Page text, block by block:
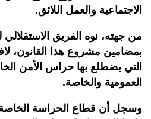
الاجتماعية والعمل اللائق.
من جهته، نوه الفريق الاستقلالي
بمضامين مشروع هذا القانون،
التي يضطلع بها حراس الأمن
العمومية والخاصة.
وسجل أن قطاع الحراسة الخاصة